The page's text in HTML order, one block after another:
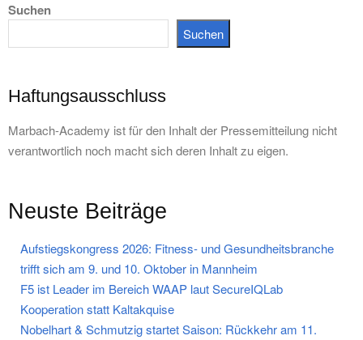
Suchen
Suchen
Haftungsausschluss
Marbach-Academy ist für den Inhalt der Pressemitteilung nicht
verantwortlich noch macht sich deren Inhalt zu eigen.
Neuste Beiträge
Aufstiegskongress 2026: Fitness- und Gesundheitsbranche
trifft sich am 9. und 10. Oktober in Mannheim
F5 ist Leader im Bereich WAAP laut SecureIQLab
Kooperation statt Kaltakquise
Nobelhart & Schmutzig startet Saison: Rückkehr am 11.